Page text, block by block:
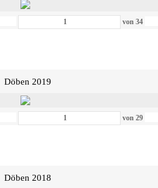
von34
Döben 2019
von29
Döben 2018